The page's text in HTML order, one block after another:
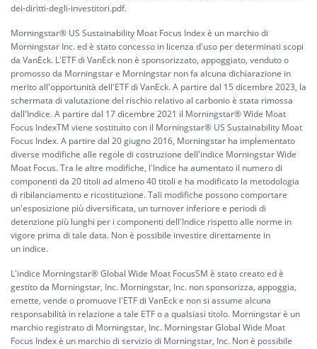
dei-diritti-degli-investitori.pdf.
Morningstar® US Sustainability Moat Focus Index è un marchio di
Morningstar Inc. ed è stato concesso in licenza d'uso per determinati scopi
da VanEck. L'ETF di VanEck non è sponsorizzato, appoggiato, venduto o
promosso da Morningstar e Morningstar non fa alcuna dichiarazione in
merito all'opportunità dell'ETF di VanEck. A partire dal 15 dicembre 2023, la
schermata di valutazione del rischio relativo al carbonio è stata rimossa
dall'Indice. A partire dal 17 dicembre 2021 il Morningstar® Wide Moat
Focus IndexTM viene sostituito con il Morningstar® US Sustainability Moat
Focus Index. A partire dal 20 giugno 2016, Morningstar ha implementato
diverse modifiche alle regole di costruzione dell'indice Morningstar Wide
Moat Focus. Tra le altre modifiche, l'Indice ha aumentato il numero di
componenti da 20 titoli ad almeno 40 titoli e ha modificato la metodologia
di ribilanciamento e ricostituzione. Tali modifiche possono comportare
un'esposizione più diversificata, un turnover inferiore e periodi di
detenzione più lunghi per i componenti dell'Indice rispetto alle norme in
vigore prima di tale data. Non è possibile investire direttamente in
un indice.
L'indice Morningstar® Global Wide Moat FocusSM è stato creato ed è
gestito da Morningstar, Inc. Morningstar, Inc. non sponsorizza, appoggia,
emette, vende o promuove l'ETF di VanEck e non si assume alcuna
responsabilità in relazione a tale ETF o a qualsiasi titolo. Morningstar è un
marchio registrato di Morningstar, Inc. Morningstar Global Wide Moat
Focus Index è un marchio di servizio di Morningstar, Inc. Non è possibile